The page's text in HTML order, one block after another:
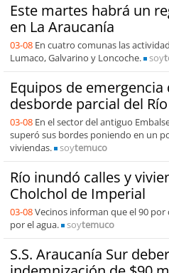
Este martes habrá un
en La Araucanía
03-08 En cuatro comunas las
Lumaco, Galvarino y Loncoche.
soy
Equipos de
desborde parcial del
03-08 En el sector del antiguo
superó sus bordes poniendo en un
viviendas.
soytemuco
Río inundó calles y
Cholchol de Imperial
03-08Vecinos informan que el 90
por el agua.
soytemuco
S.S. Araucanía Sur